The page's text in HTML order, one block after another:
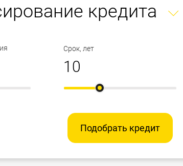
кредита
Срок, лет
Подобрать кредит